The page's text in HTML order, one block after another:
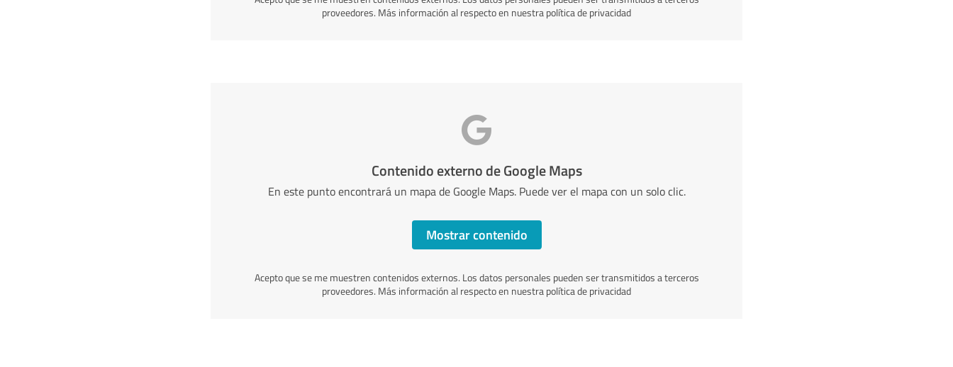
proveedores. Más información al respecto en nuestra política de privacidad
Contenido externo de Google Maps
En este punto encontrará un mapa de Google Maps. Puede ver el mapa con un solo clic.
Mostrar contenido
Acepto que se me muestren contenidos externos. Los datos personales pueden ser transmitidos a terceros
proveedores. Más información al respecto en nuestra política de privacidad